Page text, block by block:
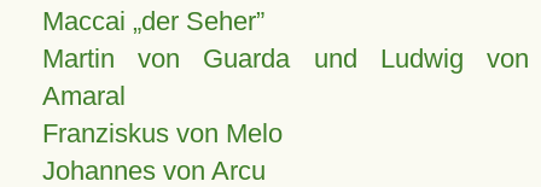
Maccai „der Seher”
Martin von Guarda und Ludwig von
Amaral
Franziskus von Melo
Johannes von Arcu